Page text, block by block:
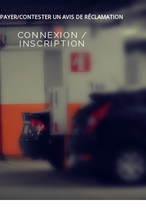
PAYER/CONTESTER UN AVIS DE RÉCLAMATION
CONNEXION /
INSCRIPTION